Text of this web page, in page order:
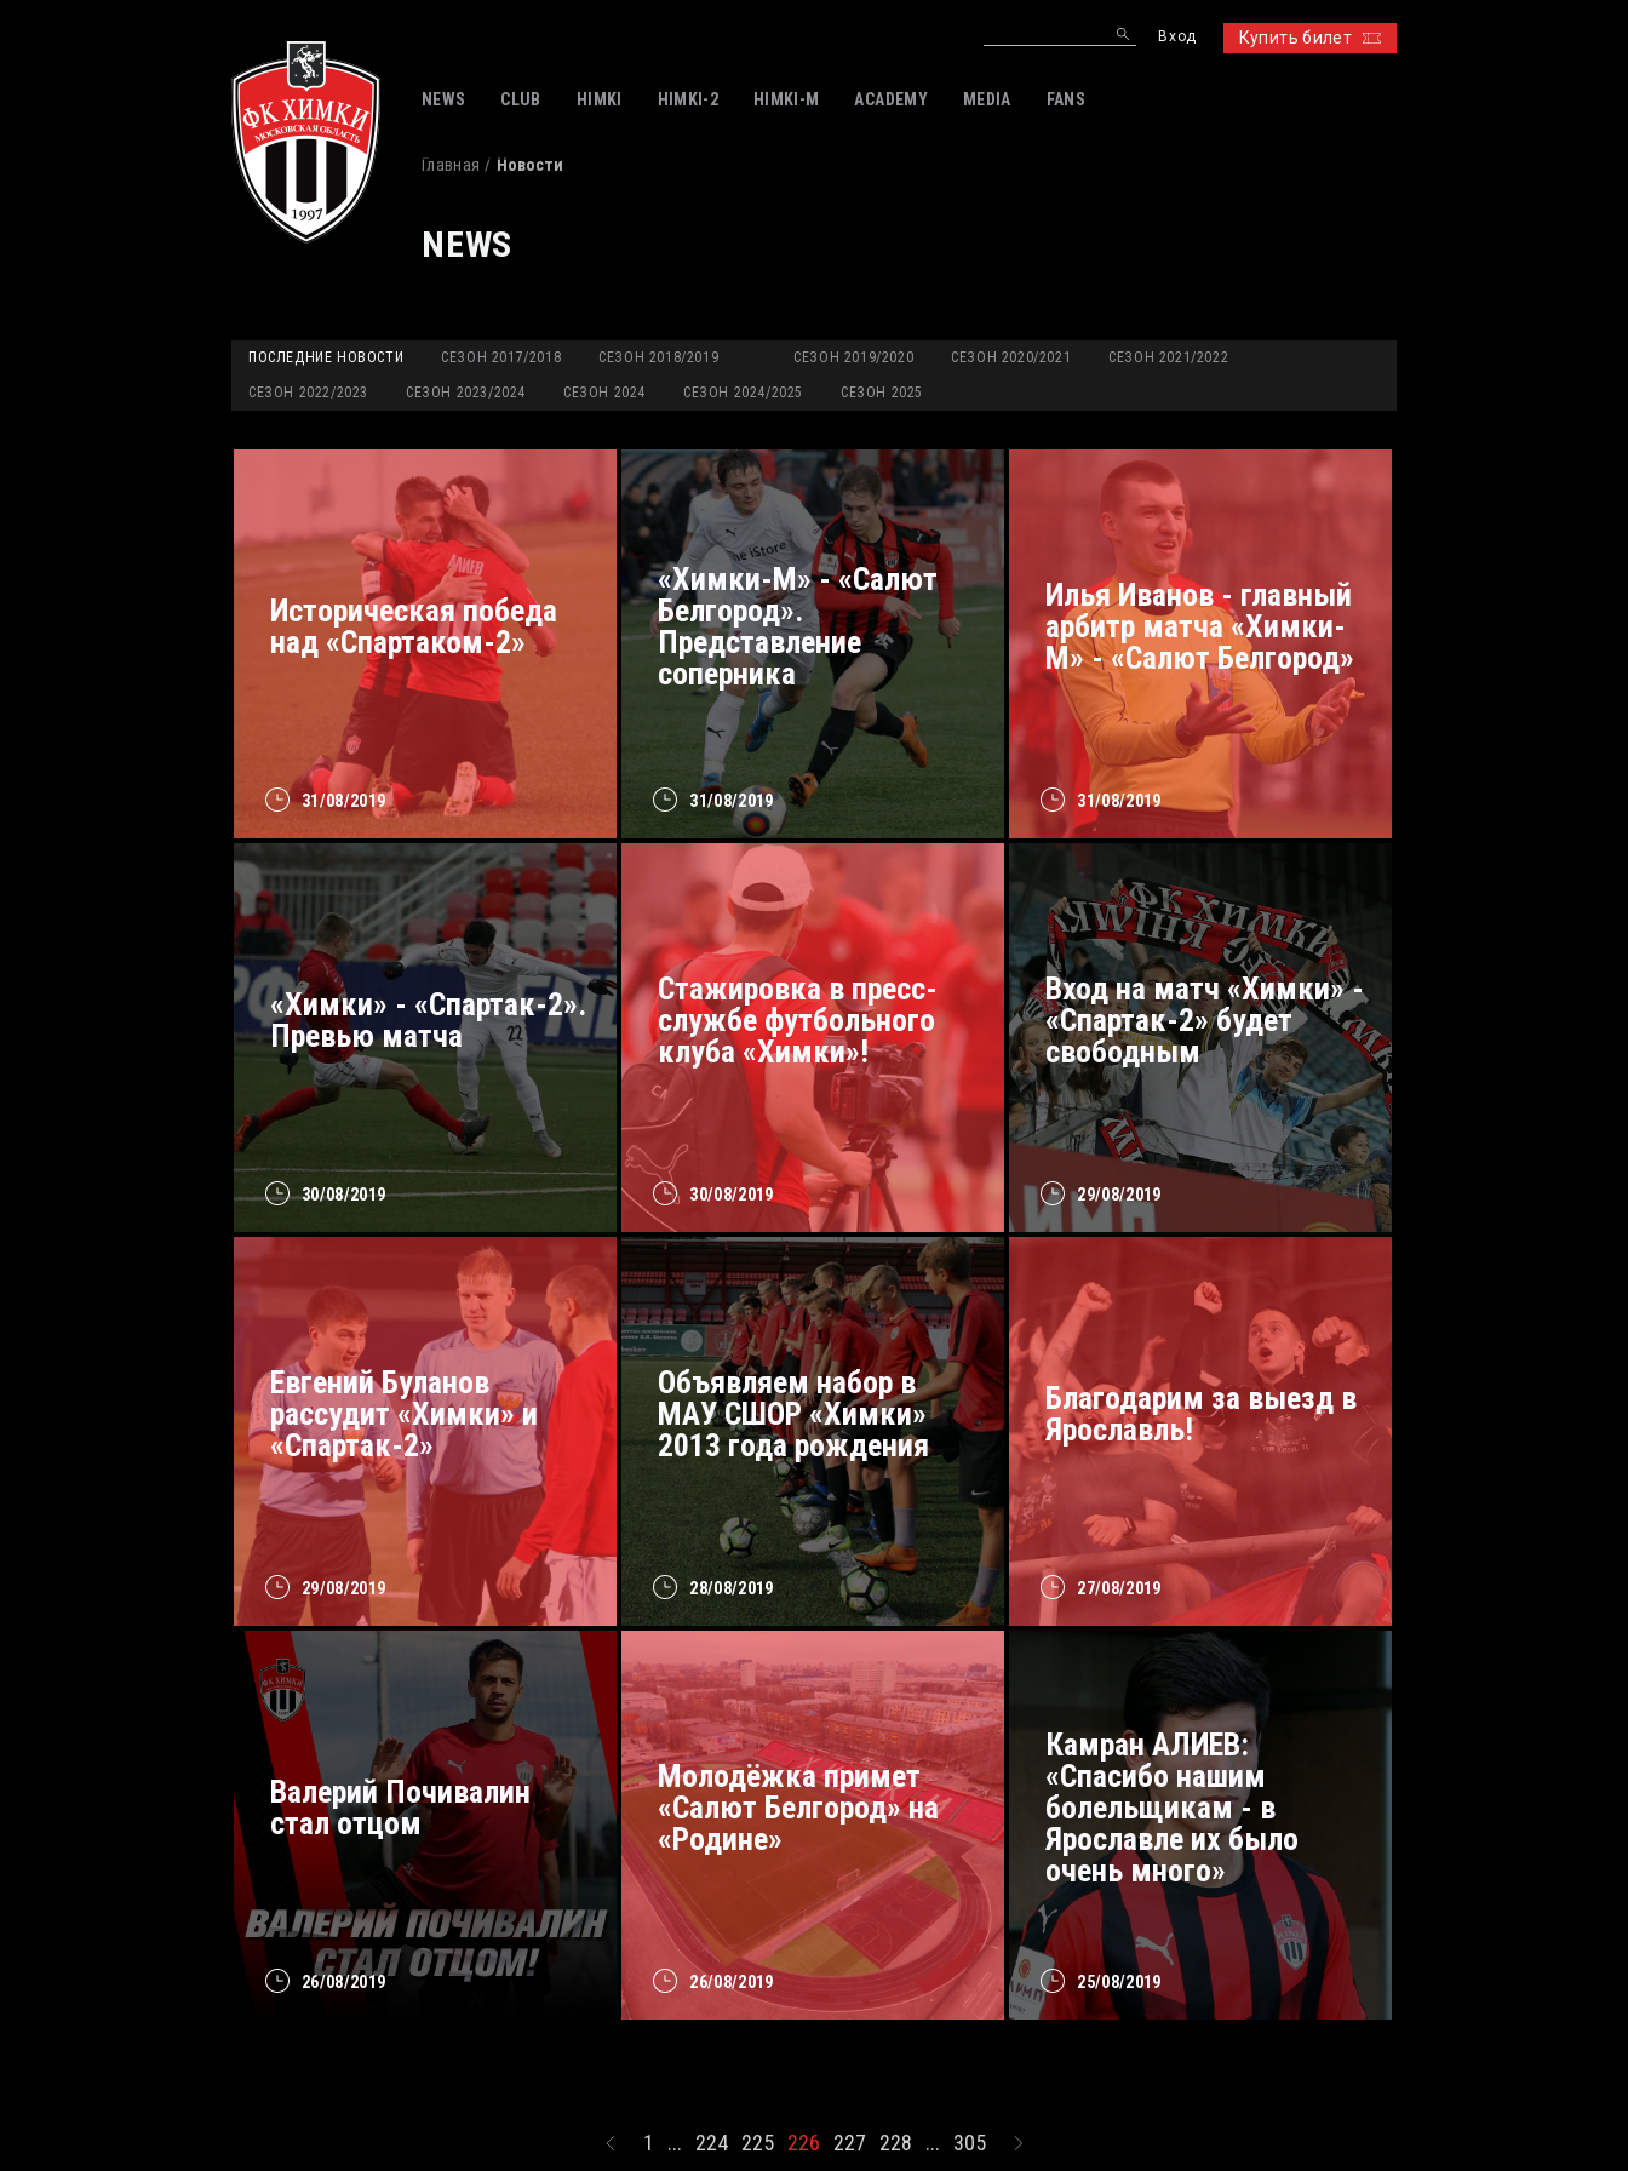
Купить билет
Вход
NEWS CLUB HIMKI HIMKI-2 HIMKI-M ACADEMY MEDIA FANS
Главная Новости
NEWS
ПОСЛЕДНИЕ НОВОСТИ СЕЗОН 2017/2018 СЕЗОН 2018/2019 СЕЗОН 2019/2020 СЕЗОН 2020/2021 СЕЗОН 2021/2022
СЕЗОН 2022/2023 СЕЗОН 2023/2024 СЕЗОН 2024 СЕЗОН 2024/2025 СЕЗОН 2025
31/08/2019
Историческая победа
над «Спартаком-2»
31/08/2019
«Химки-М» - «Салют
Белгород».
Представление
соперника
31/08/2019
Илья Иванов - главный
арбитр матча «Химки-
М» - «Салют Белгород»
30/08/2019
«Химки» - «Спартак-2».
Превью матча
30/08/2019
Стажировка в пресс-
службе футбольного
клуба «Химки»!
29/08/2019
Вход на матч «Химки» -
«Спартак-2» будет
свободным
29/08/2019
Евгений Буланов
рассудит «Химки» и
«Спартак-2»
28/08/2019
Объявляем набор в
МАУ СШОР «Химки»
2013 года рождения
27/08/2019
Благодарим за выезд в
Ярославль!
26/08/2019
Валерий Почивалин
стал отцом
26/08/2019
Молодёжка примет
«Салют Белгород» на
«Родине»
25/08/2019
Камран АЛИЕВ:
«Спасибо нашим
болельщикам - в
Ярославле их было
очень много»
1 ... 224 225 226 227 228 ... 305